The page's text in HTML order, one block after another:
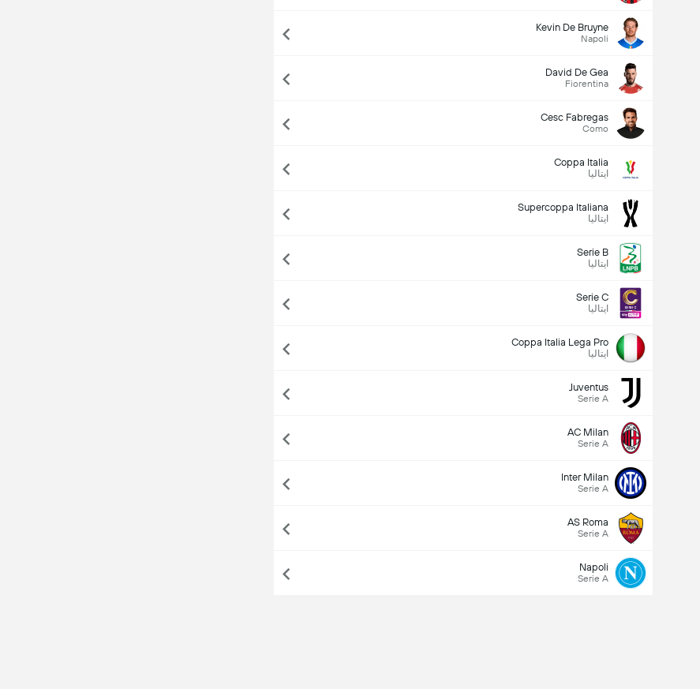
Kevin De Bruyne
Napoli
David De Gea
Fiorentina
Cesc Fabregas
Como
Coppa Italia
ایتالیا
Supercoppa Italiana
ایتالیا
Serie B
ایتالیا
Serie C
ایتالیا
Coppa Italia Lega Pro
ایتالیا
Juventus
Serie A
AC Milan
Serie A
Inter Milan
Serie A
AS Roma
Serie A
Napoli
Serie A